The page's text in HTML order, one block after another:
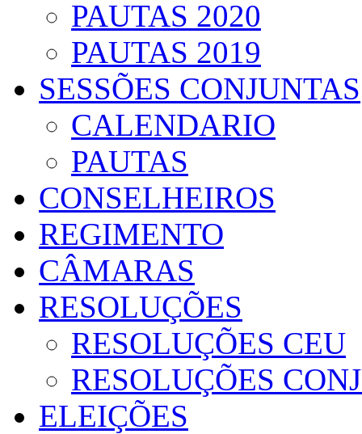
PAUTAS 2020
PAUTAS 2019
SESSÕES CONJUNTAS
CALENDARIO
PAUTAS
CONSELHEIROS
REGIMENTO
CÂMARAS
RESOLUÇÕES
RESOLUÇÕES CEU
RESOLUÇÕES
ELEIÇÕES